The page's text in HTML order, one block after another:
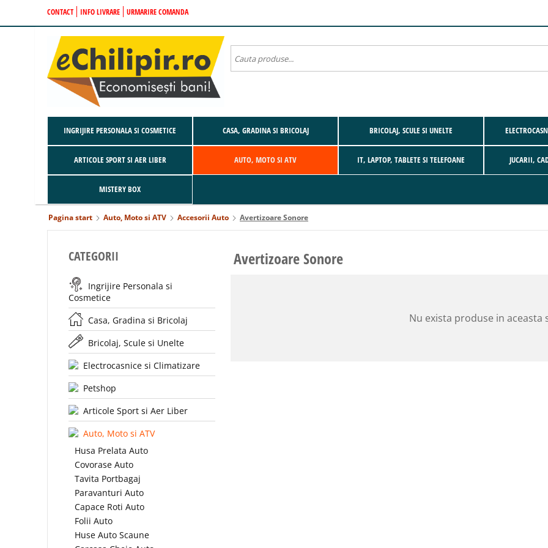
CONTACT INFO LIVRARE URMARIRE COMANDA
INGRIJIRE PERSONALA SI COSMETICE CASA, GRADINA SI BRICOLAJ BRICOLAJ, SCULE SI UNELTE
ARTICOLE SPORT SI AER LIBER AUTO, MOTO SI ATV IT, LAPTOP, TABLETE SI TELEFOANE JUCARII,
MISTERY BOX
Pagina start Auto, Moto si ATV Accesorii Auto Avertizoare Sonore
CATEGORII
Ingrijire Personala si
Cosmetice
Casa, Gradina si Bricolaj
Bricolaj, Scule si Unelte
Electrocasnice si Climatizare
Petshop
Articole Sport si Aer Liber
Auto, Moto si ATV
Husa Prelata Auto
Covorase Auto
Tavita Portbagaj
Paravanturi Auto
Capace Roti Auto
Folii Auto
Huse Auto Scaune
Avertizoare Sonore
Nu exista produse in aceasta